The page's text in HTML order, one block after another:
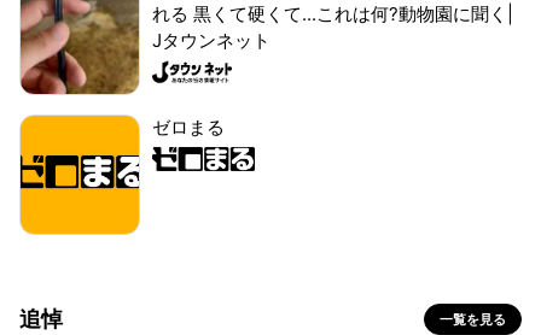
れる 黒くて硬くて...これは何?動物園に聞く|
Jタウンネット
ゼロまる
追悼 一覧を見る